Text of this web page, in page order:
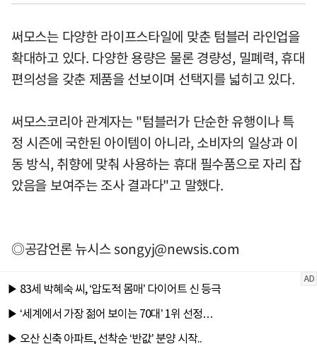
써모스는 다양한 라이프스타일에 맞춘 텀블러 라인업을
확대하고 있다. 다양한 용량은 물론 경량성, 밀폐력, 휴대
편의성을 갖춘 제품을 선보이며 선택지를 넓히고 있다.
써모스코리아 관계자는 "텀블러가 단순한 유행이나 특
정 시즌에 국한된 아이템이 아니라, 소비자의 일상과 이
동 방식, 취향에 맞춰 사용하는 휴대 필수품으로 자리 잡
았음을 보여주는 조사 결과다"고 말했다.
◎공감언론 뉴시스songyj@newsis.com